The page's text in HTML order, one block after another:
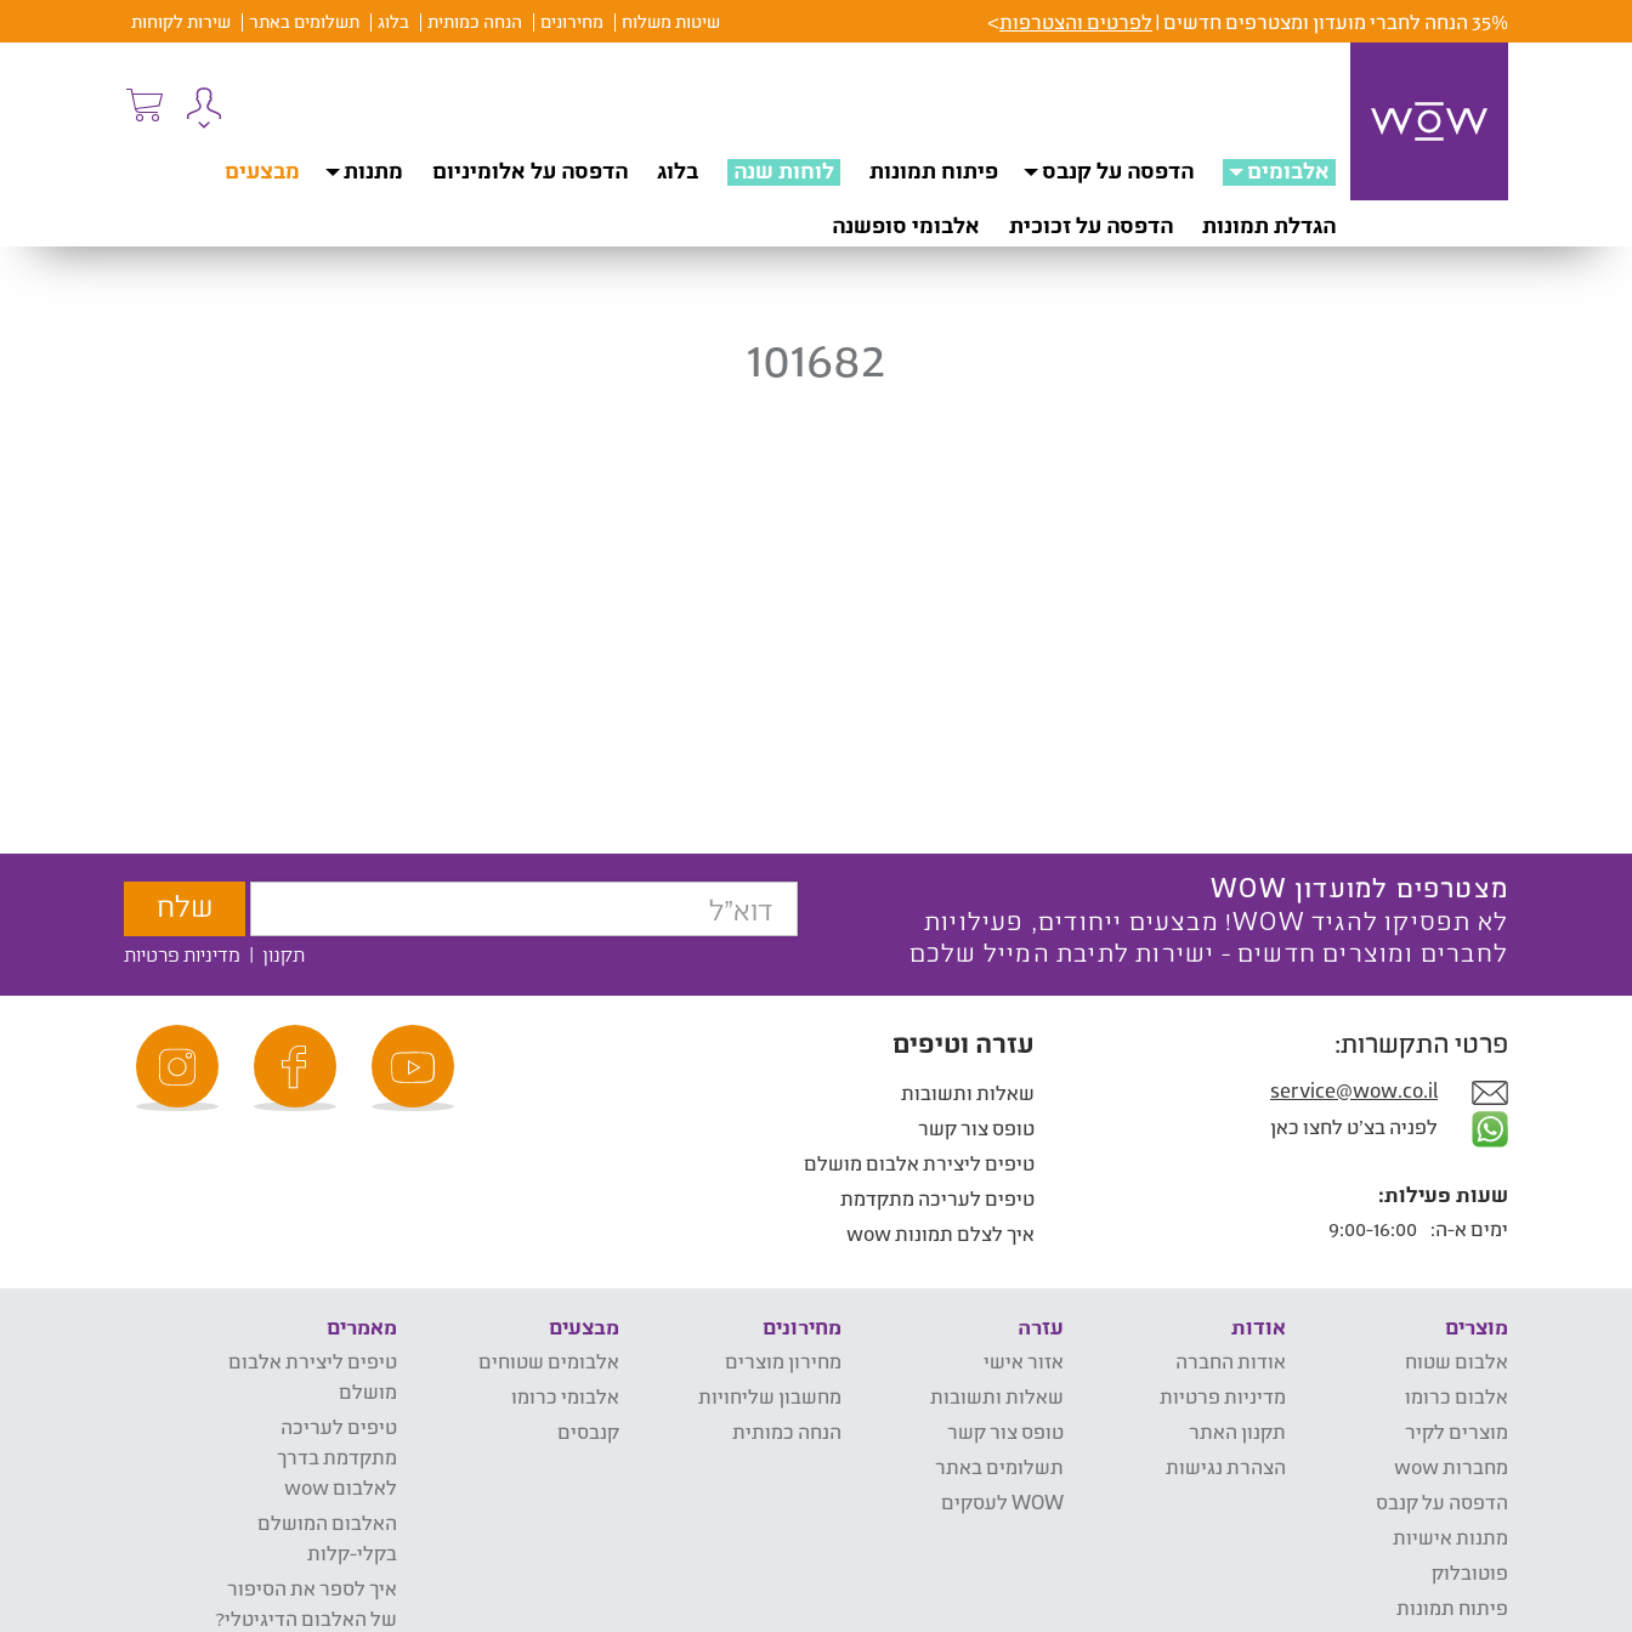
35% הנחה לחברי מועדון ומצטרפים חדשים | לפרטים והצטרפות> שיטות משלוח מחירונים הנחה כמותית בלוג תשלומים באתר שירות לקוחות
אלבומים הדפסה על קנבס פיתוח תמונות לוחות שנה בלוג הדפסה על אלומיניום מתנות
מבצעים
הגדלת תמונות
הדפסה על זכוכית אלבומי סופשנה
101682
מצטרפים למועדון WOW
לא תפסיקו להגיד WOW! מבצעים ייחודים, פעילויות
לחברים ומוצרים חדשים - ישירות לתיבת המייל שלכם
תקנון | מדיניות פרטיות
פרטי התקשרות:
service@wow.co.il
לפניה בצ'ט לחצו כאן
שעות פעילות:
ימים א-ה:
עזרה וטיפים
שאלות ותשובות
טופס צור קשר
טיפים ליצירת אלבום מושלם
טיפים לעריכה מתקדמת
איך לצלם תמונות wow
מוצרים
אלבום שטוח
אלבום כרומו
מוצרים לקיר
מחברות wow
הדפסה על קנבס
מתנות אישיות
פוטובלוק
פיתוח תמונות
אודות
אודות החברה
מדיניות פרטיות
תקנון האתר
הצהרת נגישות
עזרה
אזור אישי
שאלות ותשובות
טופס צור קשר
תשלומים באתר
WOW לעסקים
מחירונים
מחירון מוצרים
מחשבון שליחויות
הנחה כמותית
מבצעים
אלבומים שטוחים
אלבומי כרומו
קנבסים
מאמרים
טיפים ליצירת אלבום
מושלם
טיפים לעריכה
מתקדמת בדרך
לאלבום wow
האלבום המושלם
בקלי-קלות
איך לספר את הסיפור
של האלבום הדיגיטלי?